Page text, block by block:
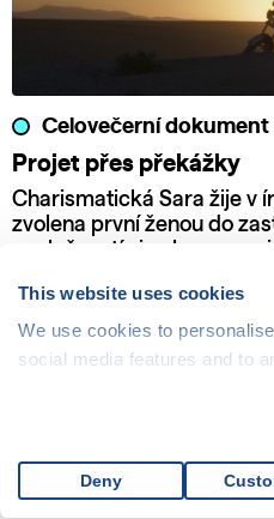
This website uses cookies
We use cookies to
social media features and to
media, advertising and
them or that they’ve
services.
Deny
Celovečerní dokument
Projet přes překážky
Charismatická Sara žije v
zvolena první ženou do
společností si